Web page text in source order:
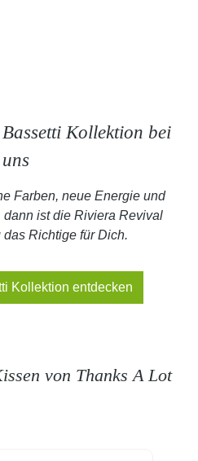
Kollektion bei
uns
Farben, neue Energie und
ist die Riviera Revival
Richtige für Dich.
Kollektion entdecken
von Thanks A Lot